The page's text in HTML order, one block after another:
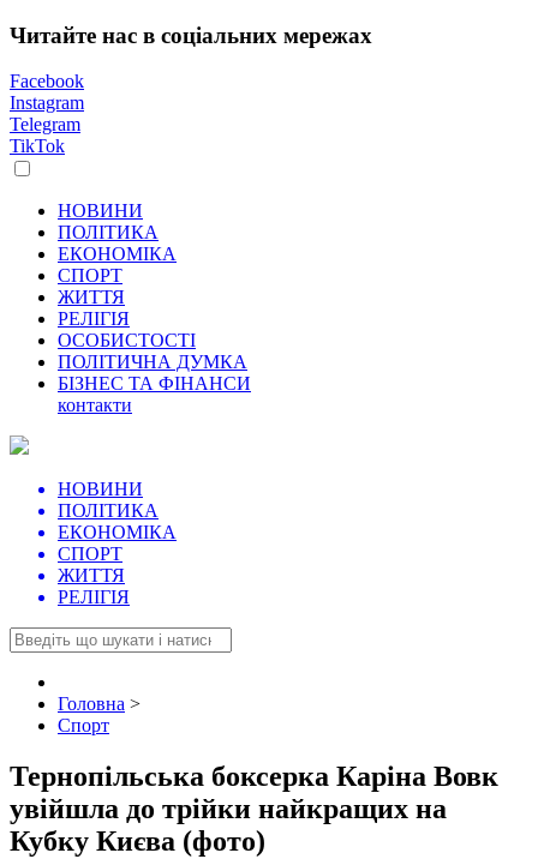
Читайте нас в соціальних мережах
Facebook
Instagram
Telegram
TikTok
НОВИНИ
ПОЛІТИКА
ЕКОНОМІКА
СПОРТ
ЖИТТЯ
РЕЛІГІЯ
ОСОБИСТОСТІ
ПОЛІТИЧНА ДУМКА
БІЗНЕС ТА ФІНАНСИ
контакти
НОВИНИ
ПОЛІТИКА
ЕКОНОМІКА
СПОРТ
ЖИТТЯ
РЕЛІГІЯ
Головна >
Спорт
Тернопільська боксерка Каріна Вовк
увійшла до трійки найкращих на
Кубку Києва (фото)